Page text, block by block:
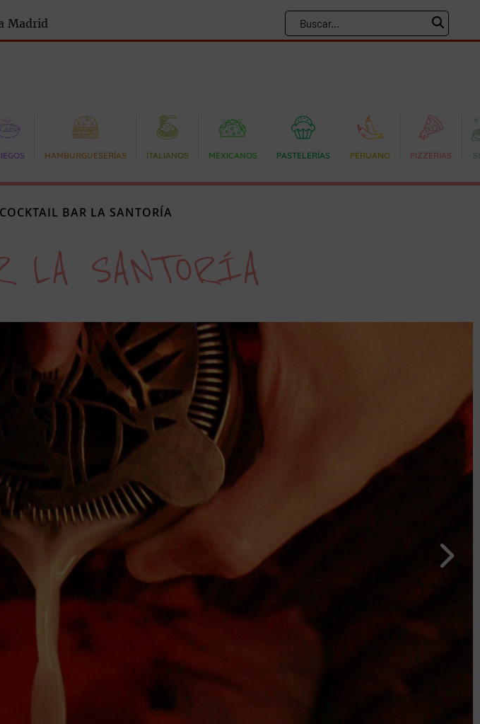
HAMBURGUESERÍAS ITALIANOS MEXICANOS PASTELERÍAS PERUANO PIZZERÍAS
COCKTAIL BAR LA SANTORÍA
LA SANTORÍA